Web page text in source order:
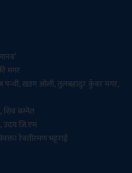
मगर
पन्थी, खडग ओली, तुलबहादुर कुँवर मगर,
शिव बस्नेत
उदय जि.एम
रेवतीरमण भट्टराई